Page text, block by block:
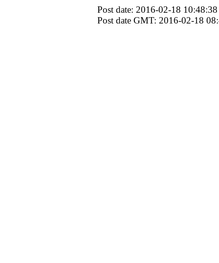
Post date: 2016-02-18 10:48:38
Post date GMT: 2016-02-18